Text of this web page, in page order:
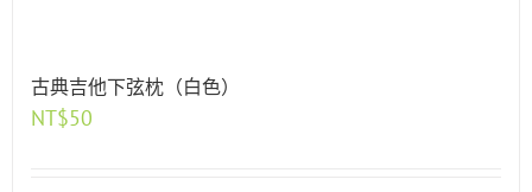
古典吉他下弦枕（白色）
NT$50